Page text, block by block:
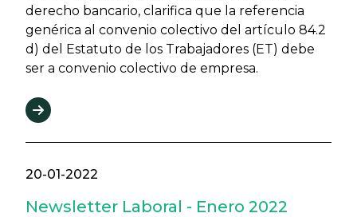
derecho bancario, clarifica que la referencia
genérica al convenio colectivo del artículo 84.2
d) del Estatuto de los Trabajadores (ET) debe
ser a convenio colectivo de empresa.
20-01-2022
Newsletter Laboral - Enero 2022